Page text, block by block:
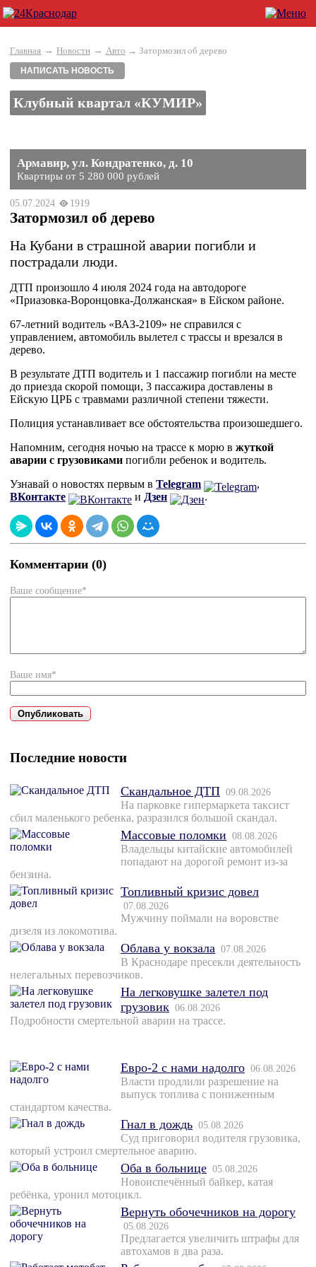
Главная → Новости → Авто → Затормозил об дерево
НАПИСАТЬ НОВОСТЬ
Клубный квартал «КУМИР»
Армавир, ул. Кондратенко, д. 10
Квартиры от 5 280 000 рублей
05.07.2024 1919
Затормозил об дерево
На Кубани в страшной аварии погибли и
пострадали люди.
ДТП произошло 4 июля 2024 года на автодороге
«Приазовка-Воронцовка-Должанская» в Ейском районе.
67-летний водитель «ВАЗ-2109» не справился с
управлением, автомобиль вылетел с трассы и врезался в
дерево.
В результате ДТП водитель и 1 пассажир погибли на месте
до приезда скорой помощи, 3 пассажира доставлены в
Ейскую ЦРБ с травмами различной степени тяжести.
Полиция устанавливает все обстоятельства произошедшего.
Напомним, сегодня ночью на трассе к морю в жуткой
аварии с грузовиками погибли ребенок и водитель.
Узнавай о новостях первым в Telegram
,
ВКонтакте
и Дзен .
Комментарии (0)
Ваше сообщение*
Ваше имя*
Последние новости
Скандальное ДТП 09.08.2026
На парковке гипермаркета таксист
сбил маленького ребенка, разразился большой скандал.
Массовые поломки 08.08.2026
Владельцы китайские автомобилей
попадают на дорогой ремонт из-за
бензина.
Топливный кризис довел
07.08.2026
Мужчину поймали на воровстве
дизеля из локомотива.
Облава у вокзала 07.08.2026
В Краснодаре пресекли деятельность
нелегальных перевозчиков.
На легковушке залетел под
грузовик 06.08.2026
Подробности смертельной аварии на трассе.
Евро-2 с нами надолго 06.08.2026
Власти продлили разрешение на
выпуск топлива с пониженным
стандартом качества.
Гнал в дождь 05.08.2026
Суд приговорил водителя грузовика,
который устроил смертельное аварию.
Оба в больнице 05.08.2026
Новоиспечённый байкер, катая
ребёнка, уронил мотоцикл.
Вернуть обочечников на дорогу
05.08.2026
Предлагается увеличить штрафы для
автохамов в два раза.